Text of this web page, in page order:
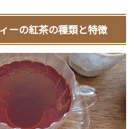
ーの紅茶の種類と特徴